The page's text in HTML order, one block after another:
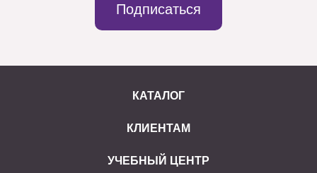
Подписаться
КАТАЛОГ
КЛИЕНТАМ
УЧЕБНЫЙ ЦЕНТР